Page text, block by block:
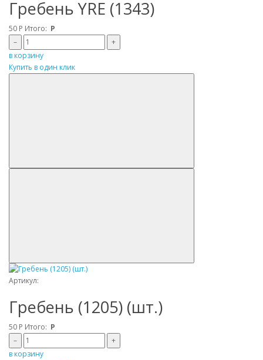
Гребень YRE (1343)
50 Р Итого: Р
–
+
в корзину
Купить в один клик
Артикул:
Гребень (1205) (шт.)
50 Р Итого: Р
–
+
в корзину